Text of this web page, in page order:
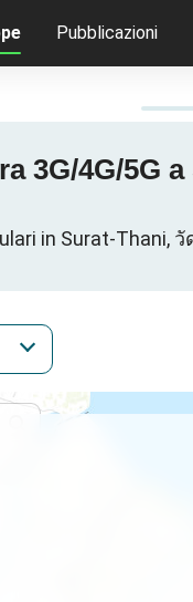
Pubblicazioni
3G/4G/5G
in Surat-Thani,